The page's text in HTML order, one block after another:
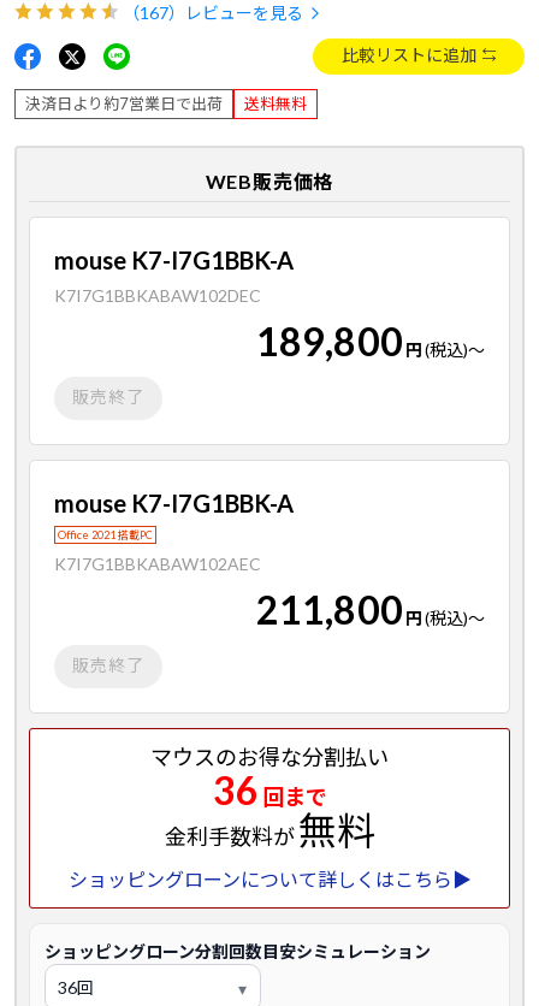
（167） レビューを見る
比較リストに追加
決済日より約7営業日で出荷 送料無料
WEB販売価格
mouse K7-I7G1BBK-A
K7I7G1BBKABAW102DEC
189,800 円(税込)～
販売終了
mouse K7-I7G1BBK-A
Office 2021 搭載PC
K7I7G1BBKABAW102AEC
211,800 円(税込)～
販売終了
マウスのお得な分割払い
36 回まで
金利手数料が無料
ショッピングローンについて詳しくはこちら▶
ショッピングローン分割回数目安シミュレーション